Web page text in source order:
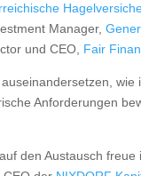
Manager,
und CEO, Fair
Anforderungen
den Austausch